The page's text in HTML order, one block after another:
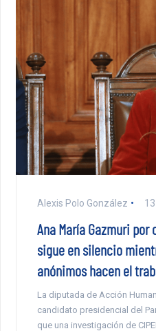
Alexis Polo González
Ana María Gazmuri por
sigue en silencio
anónimos hacen el
La diputada de Acción
candidato presidencial del
que una investigación de